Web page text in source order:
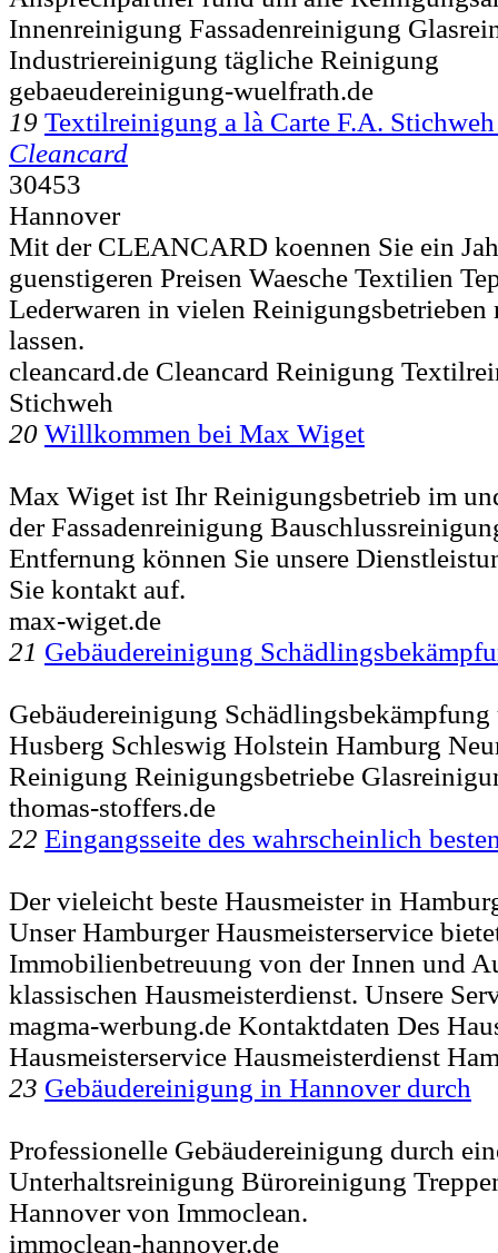
Innenreinigung Fassadenreinigung
Industriereinigung tägliche Reinigung
gebaeudereinigung-wuelfrath.de
19 Textilreinigung a là Carte F.A.
Cleancard
30453
Hannover
Mit der CLEANCARD koennen Sie ein
guenstigeren Preisen Waesche Textilien
Lederwaren in vielen Reinigungsbetrieben
lassen.
cleancard.de Cleancard Reinigung
Stichweh
20 Willkommen bei Max Wiget
Max Wiget ist Ihr Reinigungsbetrieb im
der Fassadenreinigung
Entfernung können Sie unsere
Sie kontakt auf.
max-wiget.de
21 Gebäudereinigung
Gebäudereinigung
Husberg Schleswig Holstein Hamburg
Reinigung Reinigungsbetriebe
thomas-stoffers.de
22 Eingangsseite des wahrscheinlich
Der vieleicht beste Hausmeister in
Unser Hamburger Hausmeisterservice
Immobilienbetreuung von der Innen und
klassischen Hausmeisterdienst. Unsere
magma-werbung.de Kontaktdaten Des
Hausmeisterservice Hausmeisterdienst
23 Gebäudereinigung in Hannover durch
Professionelle Gebäudereinigung durch
Unterhaltsreinigung Büroreinigung
Hannover von Immoclean.
immoclean-hannover.de